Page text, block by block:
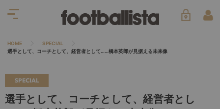
HOME
SPECIAL
選手として、コーチとして、経営者として……橋本英郎が見据える未来像
SPECIAL
選手として、コーチとして、経営者とし